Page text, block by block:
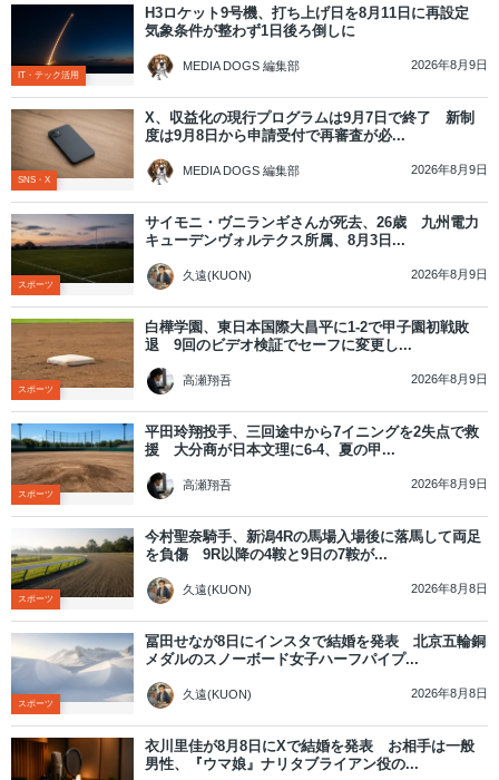
IT・テック活用
H3ロケット9号機、打ち上げ日を8月11日に再設定
気象条件が整わず1日後ろ倒しに
MEDIA DOGS 編集部 2026年8月9日
SNS・X
X、収益化の現行プログラムは9月7日で終了 新制
度は9月8日から申請受付で再審査が必...
MEDIA DOGS 編集部 2026年8月9日
スポーツ
サイモニ・ヴニランギさんが死去、26歳 九州電力
キューデンヴォルテクス所属、8月3日...
久遠(KUON) 2026年8月9日
スポーツ
白樺学園、東日本国際大昌平に1-2で甲子園初戦敗
退 9回のビデオ検証でセーフに変更し...
高瀬翔吾 2026年8月9日
スポーツ
平田玲翔投手、三回途中から7イニングを2失点で救
援 大分商が日本文理に6-4、夏の甲...
高瀬翔吾 2026年8月9日
スポーツ
今村聖奈騎手、新潟4Rの馬場入場後に落馬して両足
を負傷 9R以降の4鞍と9日の7鞍が...
久遠(KUON) 2026年8月8日
スポーツ
冨田せなが8日にインスタで結婚を発表 北京五輪銅
メダルのスノーボード女子ハーフパイプ...
久遠(KUON) 2026年8月8日
衣川里佳が8月8日にXで結婚を発表 お相手は一般
男性、『ウマ娘』ナリタブライアン役の...